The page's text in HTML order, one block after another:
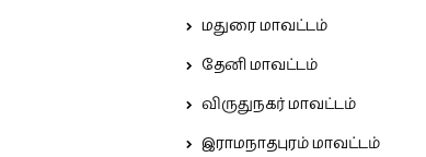
மதுரை மாவட்டம்
தேனி மாவட்டம்
விருதுநகர் மாவட்டம்
இராமநாதபுரம் மாவட்டம்